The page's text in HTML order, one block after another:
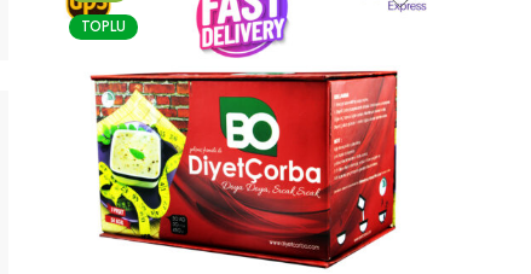
TOPLU